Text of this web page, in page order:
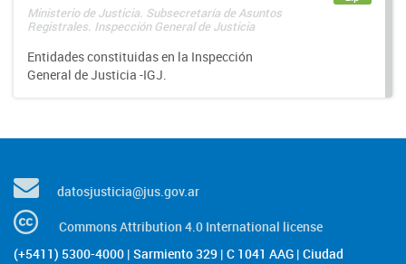
Ministerio de Justicia. Subsecretaría de Asuntos
Registrales. Inspección General de Justicia
Entidades constituidas en la Inspección
General de Justicia -IGJ.
datosjusticia@jus.gov.ar
Commons Attribution 4.0 International license
(+5411) 5300-4000 | Sarmiento 329 | C 1041 AAG | Ciudad